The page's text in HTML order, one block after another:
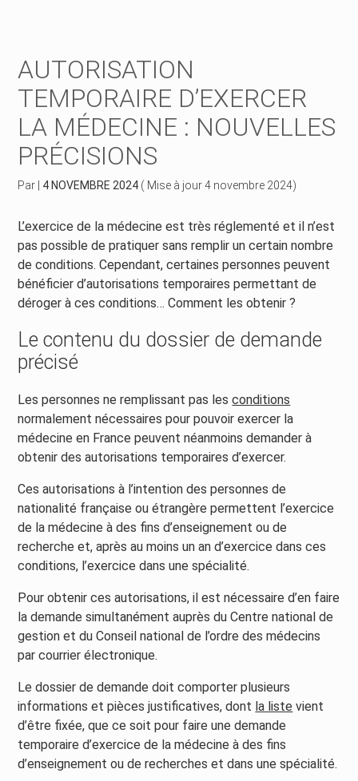
Développer votre entreprise
Construire votre patrimoine
Gérer vos ressources humaines
Dématérialiser vos documents
AUTORISATION
TEMPORAIRE D’EXERCER
LA MÉDECINE : NOUVELLES
PRÉCISIONS
Par 4 NOVEMBRE 2024 ( Mise à jour 4 novembre 2024)
L’exercice de la médecine est très réglementé et il n’est
pas possible de pratiquer sans remplir un certain nombre
de conditions. Cependant, certaines personnes peuvent
bénéficier d’autorisations temporaires permettant de
déroger à ces conditions… Comment les obtenir ?
Le contenu du dossier de demande
précisé
Les personnes ne remplissant pas lesconditions
normalement nécessaires pour pouvoir exercer la
médecine en France peuvent néanmoins demander à
obtenir des autorisations temporaires d’exercer.
Ces autorisations à l’intention des personnes de
nationalité française ou étrangère permettent l’exercice
de la médecine à des fins d’enseignement ou de
recherche et, après au moins un an d’exercice dans ces
conditions, l’exercice dans une spécialité.
Pour obtenir ces autorisations, il est nécessaire d’en faire
la demande simultanément auprès du Centre national de
gestion et du Conseil national de l’ordre des médecins
par courrier électronique.
Le dossier de demande doit comporter plusieurs
informations et pièces justificatives, dont la liste vient
d’être fixée, que ce soit pour faire une demande
temporaire d’exercice de la médecine à des fins
d’enseignement ou de recherches et dans une spécialité.